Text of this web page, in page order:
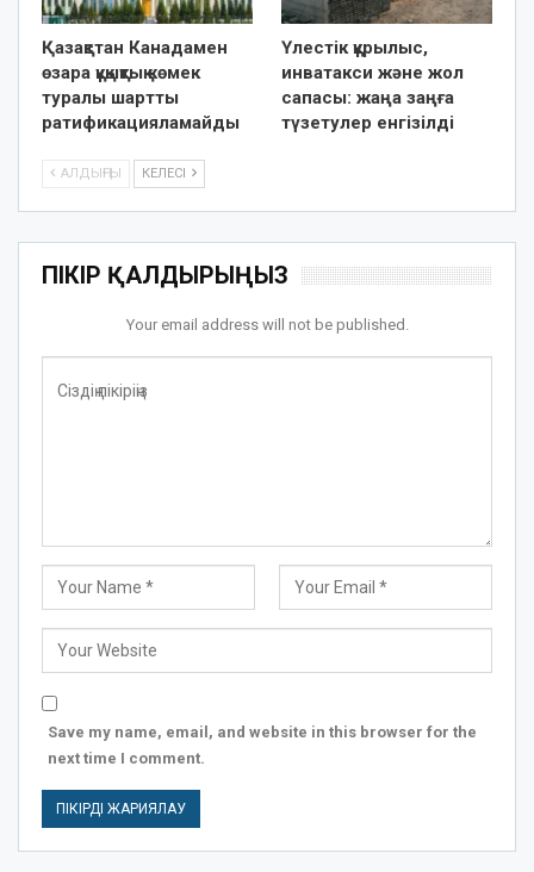
Қазақстан Канадамен
өзара құқықтық көмек
туралы шартты
ратификацияламайды
Үлестік құрылыс,
инватакси және жол
сапасы: жаңа заңға
түзетулер енгізілді
АЛДЫҢҒЫ КЕЛЕСІ
ПІКІР ҚАЛДЫРЫҢЫЗ
Your email address will not be published.
Save my name, email, and website in this browser for the
next time I comment.